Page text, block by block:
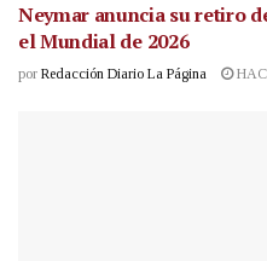
Neymar anuncia su retiro
el Mundial de 2026
por Redacción Diario La Página